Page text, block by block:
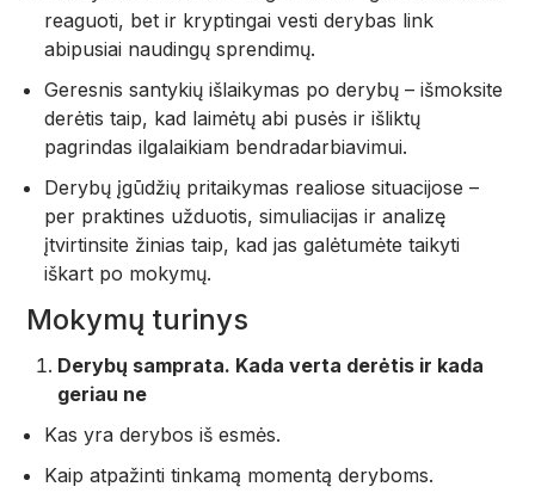
reaguoti, bet ir kryptingai vesti derybas link
abipusiai naudingų sprendimų.
Geresnis santykių išlaikymas po derybų – išmoksite
derėtis taip, kad laimėtų abi pusės ir išliktų
pagrindas ilgalaikiam bendradarbiavimui.
Derybų įgūdžių pritaikymas realiose situacijose –
per praktines užduotis, simuliacijas ir analizę
įtvirtinsite žinias taip, kad jas galėtumėte taikyti
iškart po mokymų.
Mokymų turinys
Derybų samprata. Kada verta derėtis ir kada
geriau ne
Kas yra derybos iš esmės.
Kaip atpažinti tinkamą momentą deryboms.